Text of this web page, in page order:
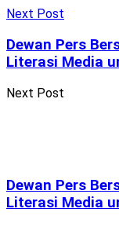
Next Post
Dewan Pers
Literasi Media
Next Post
Dewan Pers
Literasi Media